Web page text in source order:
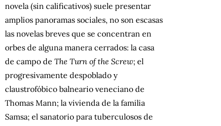
novela (sin calificativos) suele presentar
amplios panoramas sociales, no son escasas
las novelas breves que se concentran en
orbes de alguna manera cerrados: la casa
de campo de The Turn of the Screw; el
progresivamente despoblado y
claustrofóbico balneario veneciano de
Thomas Mann; la vivienda de la familia
Samsa; el sanatorio para tuberculosos de